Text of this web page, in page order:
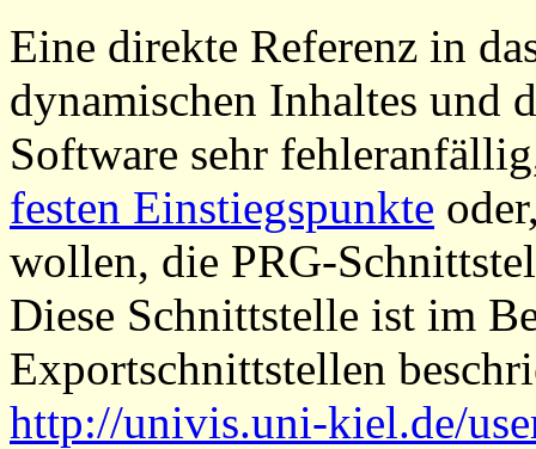
Eine direkte Referenz in
dynamischen Inhaltes und
Software sehr
festen Einstiegspunkte
wollen, die PRG-
Diese Schnittstelle ist im
Exportschnittstellen
http://univis.uni-kiel.de/